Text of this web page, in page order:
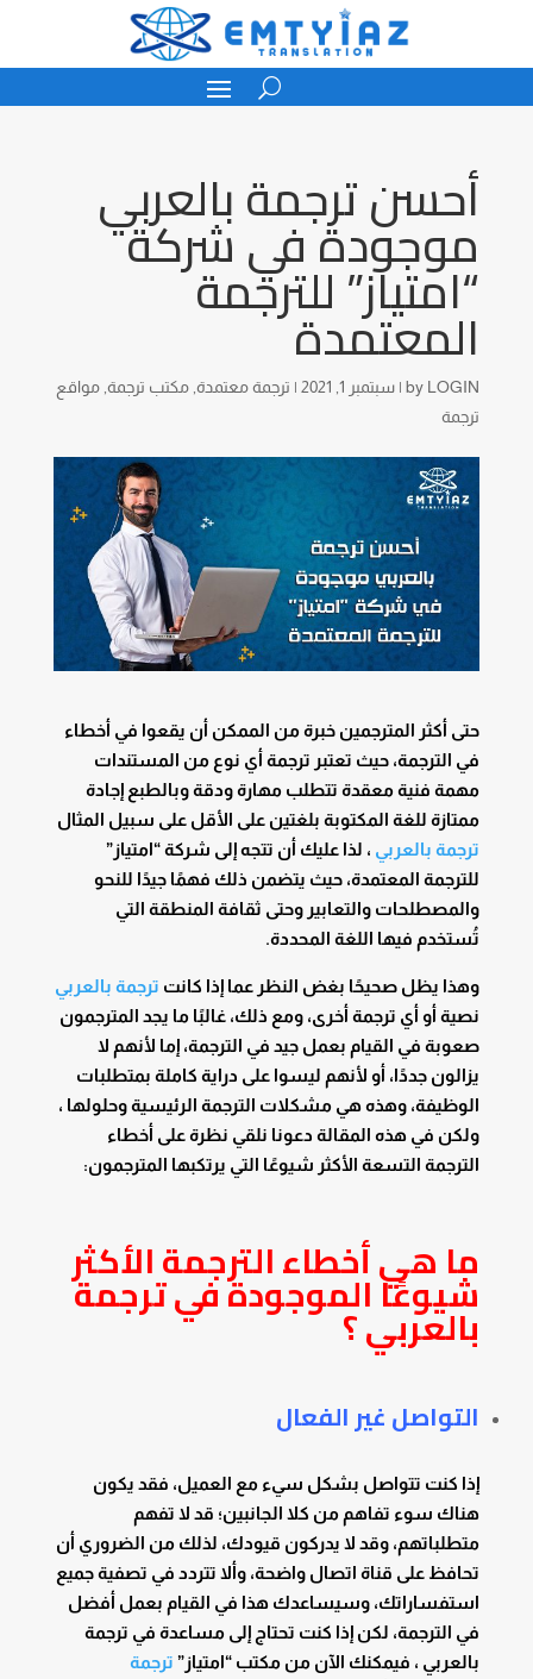
أحسن ترجمة بالعربي
موجودة في شركة
“امتياز” للترجمة
المعتمدة
by LOGIN
| سبتمبر 1, 2021 | ترجمة معتمدة, مكتب ترجمة, مواقع
ترجمة
حتى أكثر المترجمين خبرة من الممكن أن يقعوا في أخطاء
في الترجمة، حيث تعتبر ترجمة أي نوع من المستندات
مهمة فنية معقدة تتطلب مهارة ودقة وبالطبع إجادة
ممتازة للغة المكتوبة بلغتين على الأقل على سبيل المثال
ترجمة بالعربي ، لذا عليك أن تتجه إلى شركة “امتياز”
للترجمة المعتمدة، حيث يتضمن ذلك فهمًا جيدًا للنحو
والمصطلحات والتعابير وحتى ثقافة المنطقة التي
تُستخدم فيها اللغة المحددة.
وهذا يظل صحيحًا بغض النظر عما إذا كانت ترجمة بالعربي
نصية أو أي ترجمة أخرى، ومع ذلك، غالبًا ما يجد المترجمون
صعوبة في القيام بعمل جيد في الترجمة، إما لأنهم لا
يزالون جددًا، أو لأنهم ليسوا على دراية كاملة بمتطلبات
الوظيفة، وهذه هي مشكلات الترجمة الرئيسية وحلولها ،
ولكن في هذه المقالة دعونا نلقي نظرة على أخطاء
الترجمة التسعة الأكثر شيوعًا التي يرتكبها المترجمون:
ما هي أخطاء الترجمة الأكثر
شيوعًا الموجودة في ترجمة
بالعربي ؟
التواصل غير الفعال
إذا كنت تتواصل بشكل سيء مع العميل، فقد يكون
هناك سوء تفاهم من كلا الجانبين؛ قد لا تفهم
متطلباتهم، وقد لا يدركون قيودك، لذلك من الضروري أن
تحافظ على قناة اتصال واضحة، وألا تتردد في تصفية جميع
استفساراتك، وسيساعدك هذا في القيام بعمل أفضل
في الترجمة، لكن إذا كنت تحتاج إلى مساعدة في ترجمة
بالعربي ، فيمكنك الآن من مكتب “امتياز” ترجمة